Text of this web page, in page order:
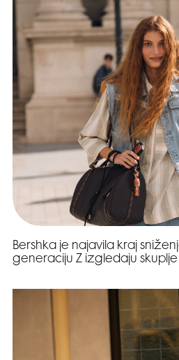
Bershka je najavila kraj
generaciju Z izgledaju skuplje